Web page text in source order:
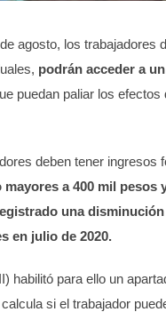
agosto, los trabajadores
podrán acceder a
puedan paliar los efectos
deben tener ingresos
mayores a 400 mil pesos
una
en julio de 2020.
habilitó para ello un
si el trabajador